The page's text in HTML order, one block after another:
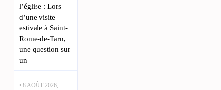
l’église : Lors
d’une visite
estivale à Saint-
Rome-de-Tarn,
une question sur
un
• 8 AOÛT 2026,